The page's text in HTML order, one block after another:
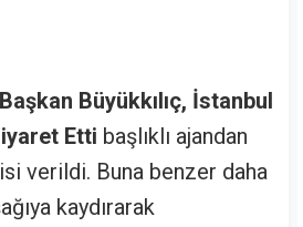
Başkan Büyükkılıç, İstanbul
Etti başlıklı ajandan
verildi. Buna benzer daha
kaydırarak